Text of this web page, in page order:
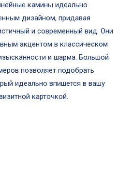
камины идеально
дизайном, придавая
и современный вид. Они
акцентом в классическом
и шарма. Большой
позволяет подобрать
идеально впишется в вашу
карточкой.